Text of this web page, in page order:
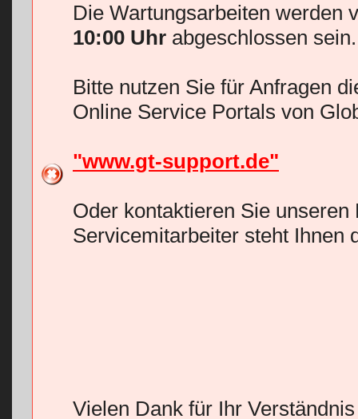
Die Wartungsarbeiten werden
10:00 Uhr abgeschlossen sein.
Bitte nutzen Sie für Anfragen
Online Service Portals von
"www.gt-support.de"
Oder kontaktieren Sie
Servicemitarbeiter steht Ihnen
Vielen Dank für Ihr